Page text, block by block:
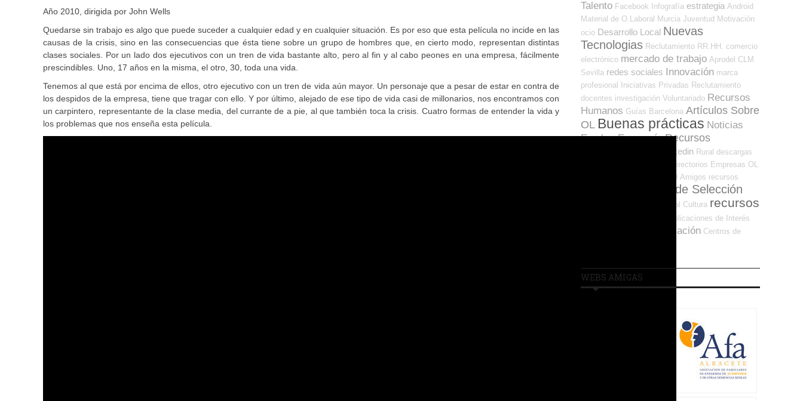
Año 2010, dirigida por John Wells
Quedarse sin trabajo es algo que puede suceder a cualquier edad y en cualquier situación. Es por eso que esta película no incide en las
causas de la crisis, sino en las consecuencias que ésta tiene sobre un grupo de hombres que, en cierto modo, representan distintas
clases sociales. Por un lado dos ejecutivos con un tren de vida bastante alto, pero al fin y al cabo peones en una empresa, fácilmente
prescindibles. Uno, 17 años en la misma, el otro, 30, toda una vida.
Tenemos al que está por encima de ellos, otro ejecutivo con un tren de vida aún mayor. Un personaje que a pesar de estar en contra de
los despidos de la empresa, tiene que tragar con ello. Y por último, alejado de ese tipo de vida casi de millonarios, nos encontramos con
un carpintero, representante de la clase media, del currante de a pie, al que también toca la crisis. Cuatro formas de entender la vida y
los problemas que nos enseña esta película.
Talento Facebook Infografía estrategia Android
Material de O.Laboral
Murcia Juventud Motivación
ocio Desarrollo Local Nuevas
Tecnologias Reclutamiento RR.HH.
comercio
electrónico mercado de trabajo Aprodel CLM
Sevilla redes sociales Innovación marca
profesional
Iniciativas Privadas Reclutamiento
docentes investigación Voluntariado Recursos
Humanos Guías Barcelona Artículos Sobre
OL Buenas prácticas Noticias
Empleo-Economía Recursos
Linkedin Rural descargas
Directorios Empresas OL
DIVERSIDAD Amigos recursos
Procesos de Selección
Fiscal Cultura recursos
Publicaciones de Interés
recursos para la formación Centros de
WEBS AMIGAS